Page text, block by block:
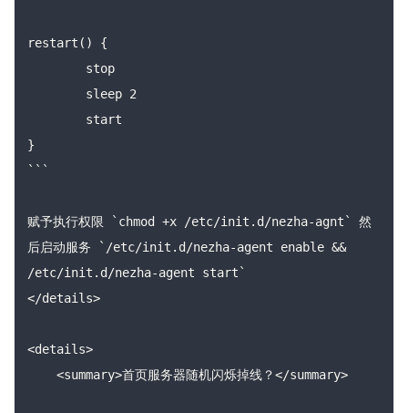
restart() {
}
```
赋予执行权限 `chmod +x /etc/init.d/nezha-agnt` 然
后启动服务 `/etc/init.d/nezha-agent enable &&
/etc/init.d/nezha-agent start`
</details>
<details>
    <summary>首页服务器随机闪烁掉线？</summary>